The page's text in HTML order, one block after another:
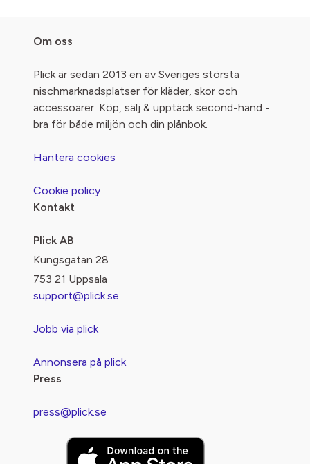
Om oss
Plick är sedan 2013 en av Sveriges största
nischmarknadsplatser för kläder, skor och
accessoarer. Köp, sälj & upptäck second-hand -
bra för både miljön och din plånbok.
Hantera cookies
Cookie policy
Kontakt
Plick AB
Kungsgatan 28
753 21 Uppsala
support@plick.se
Jobb via plick
Annonsera på plick
Press
press@plick.se